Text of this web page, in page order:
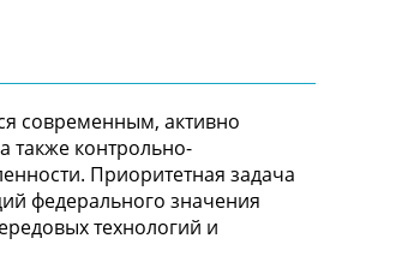
современным, активно
также контрольно-
Приоритетная задача
федерального значения
технологий и